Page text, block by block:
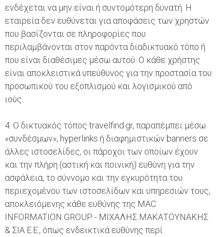
ενδέχεται να μην είναι ή συντομότερη δυνατή. Η
εταιρεία δεν ευθύνεται για αποφάσεις των χρηστών
που βασίζονται σε πληροφορίες που
περιλαμβάνονται στον παρόντα διαδικτυακό τόπο ή
που είναι διαθέσιμες μέσω αυτού. Ο κάθε χρήστης
είναι αποκλειστικά υπεύθυνος για την προστασία του
προσωπικού του εξοπλισμού και λογισμικού από
ιούς.
4. Ο δικτυακός τόπος travelfind.gr, παραπέμπει μέσω
«συνδέσμων», hyperlinks ή διαφημιστικών banners σε
άλλες ιστοσελίδες, οι πάροχοι των οποίων έχουν
και την πλήρη (αστική και ποινική) ευθύνη για την
ασφάλεια, το σύννομο και την εγκυρότητα του
περιεχομένου των ιστοσελίδων και υπηρεσιών τους,
αποκλειόμενης κάθε ευθύνης της MAC
INFORMATION GROUP - ΜΙΧΑΛΗΣ ΜΑΚΑΤΟΥΝΑΚΗΣ
& ΣΙΑ Ε.Ε., όπως ενδεικτικά ευθύνης περί